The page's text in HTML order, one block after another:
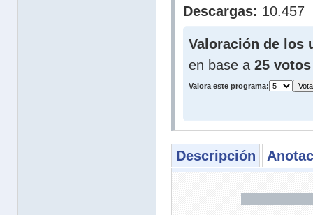
Descargas: 10.457
Valoración de los
en base a 25 votos
Valora este programa:
Descripción